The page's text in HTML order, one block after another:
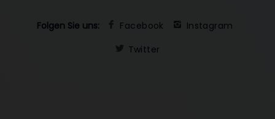
Folgen Sie uns: Facebook
Instagram
Twitter